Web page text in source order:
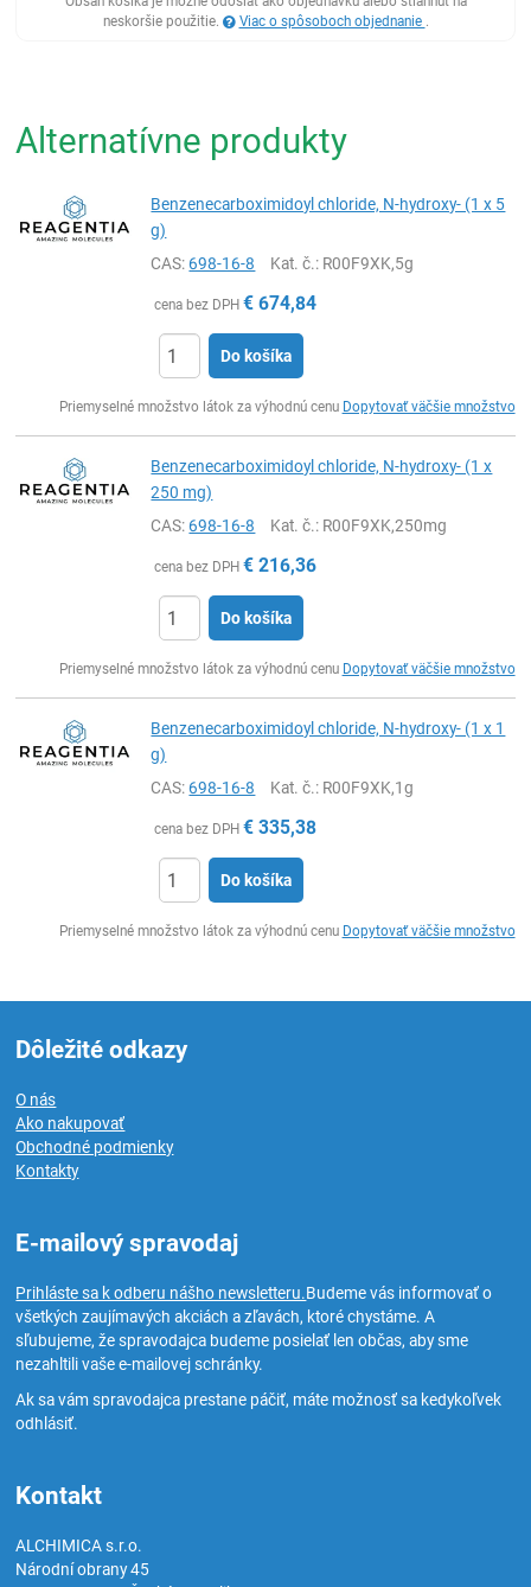
neskoršie použitie.
Viac o spôsoboch objednanie .
Alternatívne produkty
Benzenecarboximidoyl chloride, N-hydroxy- (1 x 5
g)
CAS:698-16-8 Kat. č.: R00F9XK,5g
cena bez DPH € 674,84
Do košíka
Priemyselné množstvo látok za výhodnú cenu Dopytovať väčšie množstvo
Benzenecarboximidoyl chloride, N-hydroxy- (1 x
250 mg)
CAS:698-16-8 Kat. č.: R00F9XK,250mg
cena bez DPH € 216,36
Do košíka
Priemyselné množstvo látok za výhodnú cenu Dopytovať väčšie množstvo
Benzenecarboximidoyl chloride, N-hydroxy- (1 x 1
g)
CAS:698-16-8 Kat. č.: R00F9XK,1g
cena bez DPH € 335,38
Do košíka
Priemyselné množstvo látok za výhodnú cenu Dopytovať väčšie množstvo
Dôležité odkazy
O nás
Ako nakupovať
Obchodné podmienky
Kontakty
E-mailový spravodaj
Prihláste sa k odberu nášho newsletteru.Budeme vás informovať o
všetkých zaujímavých akciách a zľavách, ktoré chystáme. A
sľubujeme, že spravodajca budeme posielať len občas, aby sme
nezahltili vaše e-mailovej schránky.
Ak sa vám spravodajca prestane páčiť, máte možnosť sa kedykoľvek
odhlásiť.
Kontakt
ALCHIMICA s.r.o.
Národní obrany 45